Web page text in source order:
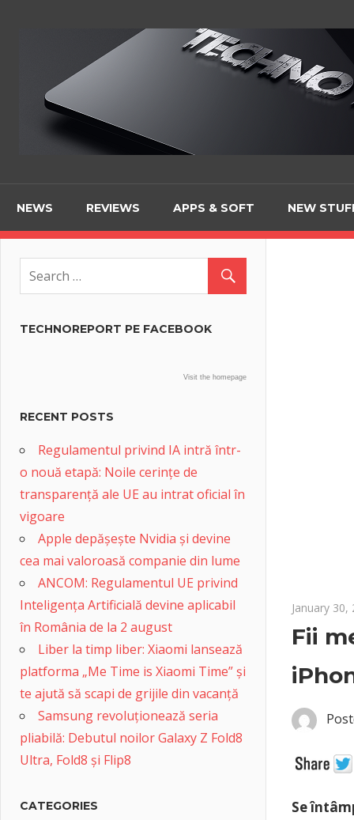
NEWS REVIEWS APPS & SOFT NEW
January 30,
Fii
Se
TECHNOREPORT PE FACEBOOK
Visit the homepage
RECENT POSTS
Regulamentul privind IA intră într-
o nouă etapă: Noile cerințe de
transparență ale UE au intrat oficial în
vigoare
Apple depășește Nvidia și devine
cea mai valoroasă companie din lume
ANCOM: Regulamentul UE privind
Inteligența Artificială devine aplicabil
în România de la 2 august
Liber la timp liber: Xiaomi lansează
platforma „Me Time is Xiaomi Time” și
te ajută să scapi de grijile din vacanță
Samsung revoluționează seria
pliabilă: Debutul noilor Galaxy Z Fold8
Ultra, Fold8 și Flip8
CATEGORIES